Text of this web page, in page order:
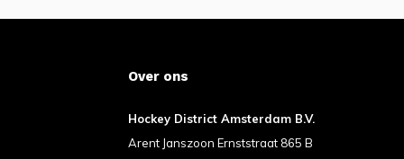
Over ons
Hockey District Amsterdam B.V.
Arent Janszoon Ernststraat 865 B